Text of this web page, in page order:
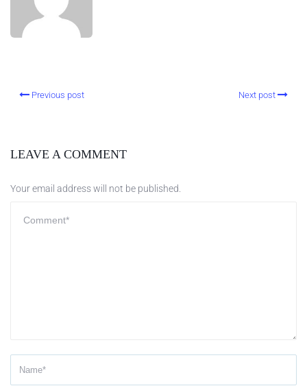
Previous post Next post
LEAVE A COMMENT
Your email address will not be published.